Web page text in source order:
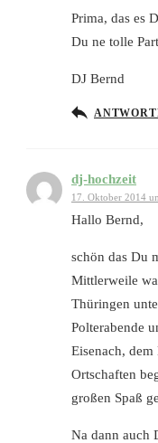
Prima, das es
Du ne tolle
DJ Bernd
dj-hochzeit
17. Oktober 2014
Hallo Bernd,
schön das Du
Mittlerweile
Thüringen
Polterabende
Eisenach,
Ortschaften
großen Spaß
Na dann auch